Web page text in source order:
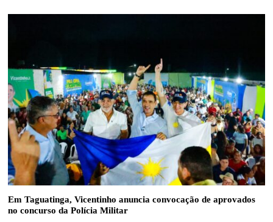
Em Taguatinga, Vicentinho anuncia convocação de aprovados
no concurso da Polícia Militar